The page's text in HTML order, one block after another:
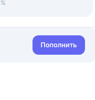
Пополнить